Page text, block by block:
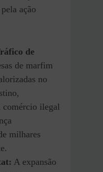
ação
de
de marfim
no
comércio ilegal
milhares
A expansão